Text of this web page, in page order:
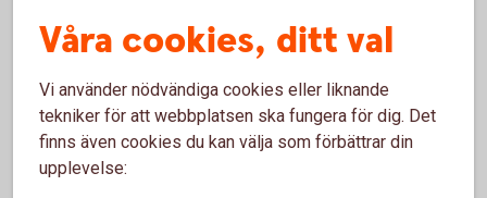
Du kan när som helst kostnads- och skattefritt
byta fonder under spartiden.
Vinst och uttag i Pensionsspar Privat är
skattefria. I stället dras en schablonskatt, så
kallad avkastningsskatt, varje år.
Förtida uttag (så kallat återköp) är avgiftsfritt.
Våra cookies, ditt val
Vi använder nödvändiga cookies eller liknande
tekniker för att webbplatsen ska fungera för dig. Det
finns även cookies du kan välja som förbättrar din
upplevelse: